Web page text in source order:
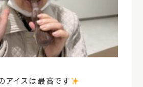
アイスは最高です